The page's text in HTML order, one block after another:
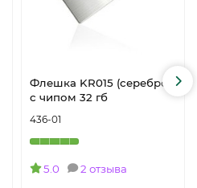
Флешка KR015 (серебро)
с чипом 32 гб
436-01
5.0 2 отзыва